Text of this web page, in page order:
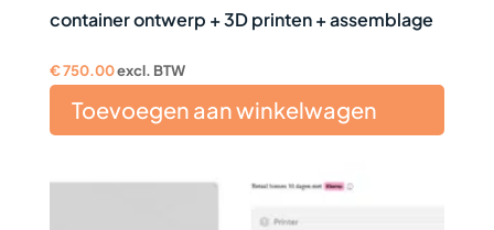
container ontwerp + 3D printen + assemblage
€750.00excl. BTW
Toevoegen aan winkelwagen